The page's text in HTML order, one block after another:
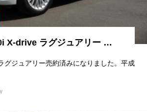
X-drive ラグジュアリー …
グジュアリー売約済みになりました。平成